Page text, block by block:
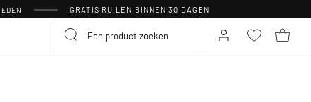
GRATIS RUILEN BINNEN 30 DAGEN